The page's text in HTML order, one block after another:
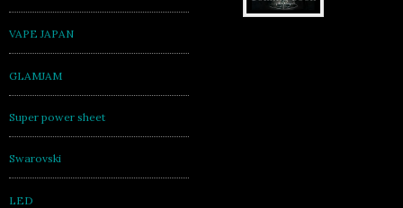
VAPE JAPAN
GLAMJAM
Super power sheet
Swarovski
LED